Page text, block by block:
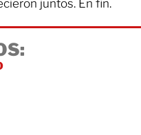
juntos. En fin.